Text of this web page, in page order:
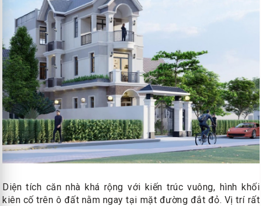
Diện tích căn nhà khá rộng với kiến trúc vuông, hình khối
kiên cố trên ô đất nằm ngay tại mặt đường đắt đỏ. Vị trí rất